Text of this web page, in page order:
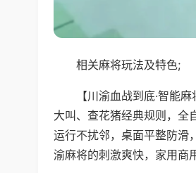
相关麻将玩法及特色;
【川渝血战到底·智能
大叫、查花猪经典规则，全
运行不扰邻，桌面平整防滑
渝麻将的刺激爽快，家用商